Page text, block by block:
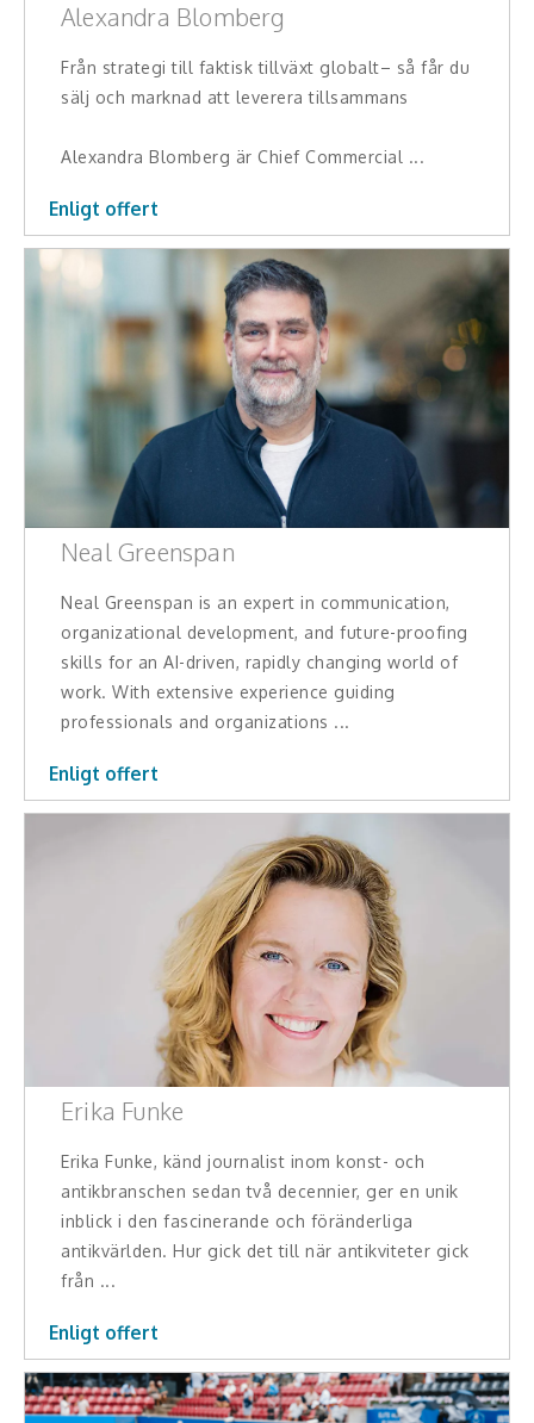
Middagsunderhållning
Musiker
Affärsnytta
Effektivitet, framgång
Framtid, trender
Försäljning, marknadsföring, service,
kundfokus
Förändring, organisation,
organisationsutveckling
Hälsa, friskvård
Innovation, kreativitet, entreprenörskap,
intraprenörskap
Kommunikation och media
Miljö, hållbar utveckling
Målsättning, motivation, attityd
Mångfald och integration
Omvärld, politik, juridik
Pedagogik, skola, föräldraskap
Teamwork, teambuilding, relationer
Kända personer
Företagsledare
Idrottare och äventyrare
Kända musiker
Alexandra Blomberg
Från strategi till faktisk tillväxt globalt– så får du
sälj och marknad att leverera tillsammans
Alexandra Blomberg är Chief Commercial ...
Enligt offert
Neal Greenspan
Neal Greenspan is an expert in communication,
organizational development, and future-proofing
skills for an AI-driven, rapidly changing world of
work. With extensive experience guiding
professionals and organizations ...
Enligt offert
Erika Funke
Erika Funke, känd journalist inom konst- och
antikbranschen sedan två decennier, ger en unik
inblick i den fascinerande och föränderliga
antikvärlden. Hur gick det till när antikviteter gick
från ...
Enligt offert